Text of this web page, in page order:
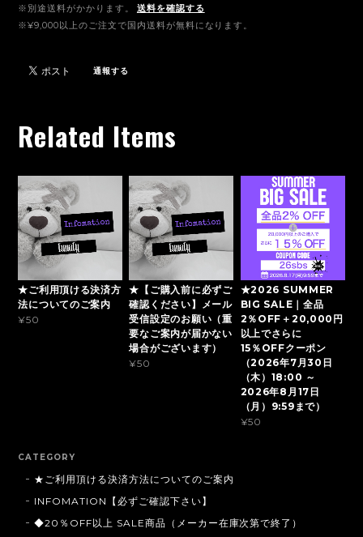
※別途送料がかかります。
送料を確認する
※¥9,000以上のご注文で国内送料が無料になります。
通報する
Related Items
★ご利用頂ける決済方
法についてのご案内
¥50
★【ご購入前に必ずご
確認ください】メール
受信設定のお願い（重
要なご案内が届かない
場合がございます）
¥50
★2026 SUMMER
BIG SALE｜全品
2％OFF＋20,000円
以上でさらに
15％OFFクーポン
（2026年7月30日
（木）18:00 ～
2026年8月17日
（月）9:59まで）
¥50
CATEGORY
★ご利用頂ける決済方法についてのご案内
INFOMATION【必ずご確認下さい】
◆20％OFF以上 SALE商品（メーカー在庫次第で終了）